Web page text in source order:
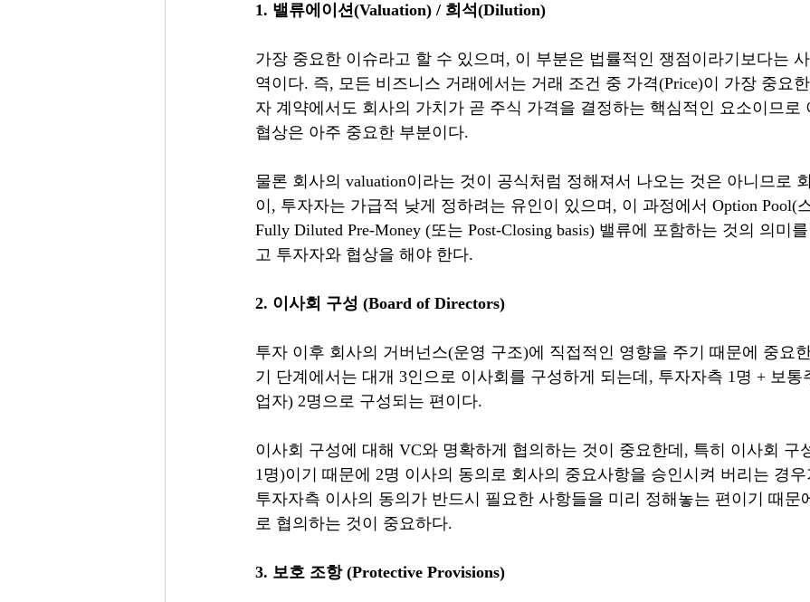
1. 밸류에이션(Valuation) / 희석(Dilution)
가장 중요한 이슈라고 할 수 있으며, 이 부분은 법률적인 쟁점이라기보다는
역이다. 즉, 모든 비즈니스 거래에서는 거래 조건 중 가격(Price)이 가장 중요
자 계약에서도 회사의 가치가 곧 주식 가격을 결정하는 핵심적인 요소이므로
협상은 아주 중요한 부분이다.
물론 회사의 valuation이라는 것이 공식처럼 정해져서 나오는 것은 아니므로
이, 투자자는 가급적 낮게 정하려는 유인이 있으며, 이 과정에서 Option Pool(
Fully Diluted Pre-Money (또는 Post-Closing basis) 밸류에 포함하는 것의 의미
고 투자자와 협상을 해야 한다.
2. 이사회 구성 (Board of Directors)
투자 이후 회사의 거버넌스(운영 구조)에 직접적인 영향을 주기 때문에 중요
기 단계에서는 대개 3인으로 이사회를 구성하게 되는데, 투자자측 1명 + 보통
업자) 2명으로 구성되는 편이다.
이사회 구성에 대해 VC와 명확하게 협의하는 것이 중요한데, 특히 이사회 구
1명)이기 때문에 2명 이사의 동의로 회사의 중요사항을 승인시켜 버리는 경
투자자측 이사의 동의가 반드시 필요한 사항들을 미리 정해놓는 편이기 때문
로 협의하는 것이 중요하다.
3. 보호 조항 (Protective Provisions)